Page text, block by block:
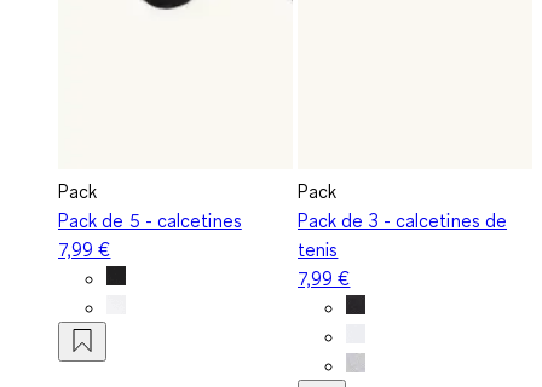
Pack
Pack de 5 - calcetines
7,99 €
Pack
Pack de 3 - calcetines de
tenis
7,99 €